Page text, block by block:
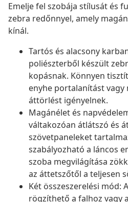
Emelje fel szobája stílusát és
zebra redőnnyel, amely
kínál.
Tartós és alacsony
poliészterből készült
kopásnak. Könnyen
enyhe portalanítást vagy
áttörlést igényelnek.
Magánélet és
váltakozóan átlátszó és
szövetpaneleket
szabályozható a láncos
szoba megvilágítása
az áttetszőtől a teljesen
Két összeszerelési mód:
rögzíthető a falhoz vagy